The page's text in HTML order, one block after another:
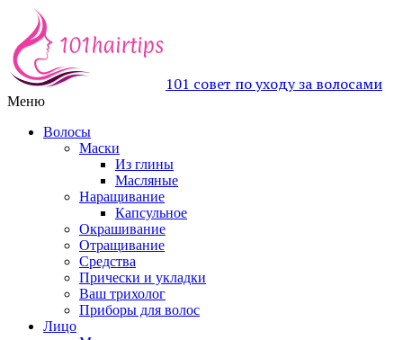
101 совет по уходу за волосами
Меню
Волосы
Маски
Из глины
Масляные
Наращивание
Капсульное
Окрашивание
Отращивание
Средства
Прически и укладки
Ваш трихолог
Приборы для волос
Лицо